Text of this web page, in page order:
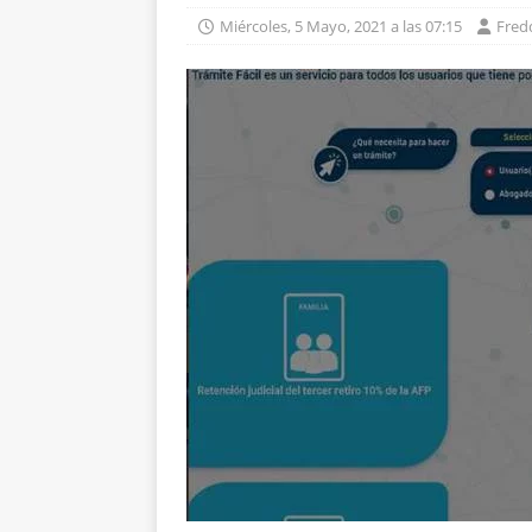
Miércoles, 5 Mayo, 2021 a las 07:15